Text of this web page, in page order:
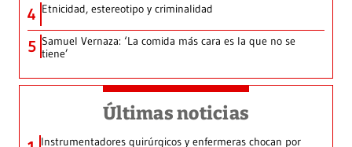
4 Etnicidad, estereotipo y criminalidad
5 Samuel Vernaza: ‘La comida más cara es la que no se
tiene’
Últimas noticias
Instrumentadores quirúrgicos y enfermeras chocan por